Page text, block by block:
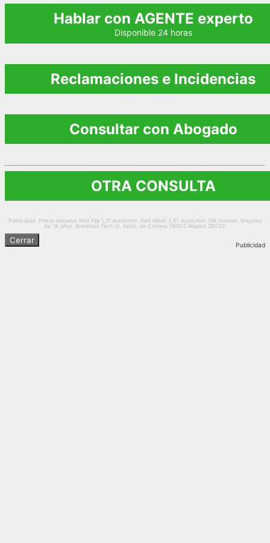
Hablar con AGENTE experto
Disponible 24 horas
Reclamaciones e Incidencias
Consultar con Abogado
OTRA CONSULTA
Publicidad. Precio llamada: Red Fija 1,21 euros/min. Red Móvil. 1,57 euros/min. IVA incluido. Mayores
de 18 años. Briseidan Tech SL Apdo. de Correos 78002 Madrid 28032.
Publicidad
Cerrar